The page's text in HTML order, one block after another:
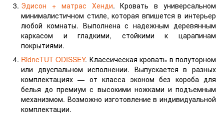
Эдисон + матрас Хенди. Кровать в универсальном
минималистичном стиле, которая впишется в интерьер
любой комнаты. Выполнена с надежным деревянным
каркасом и гладкими, стойкими к царапинам
покрытиями.
RidneTUT ODISSEY. Классическая кровать в полуторном
или двуспальном исполнении. Выпускается в разных
комплектациях — от класса эконом без короба для
белья до премиум с высокими ножками и подъемным
механизмом. Возможно изготовление в индивидуальной
комплектации.